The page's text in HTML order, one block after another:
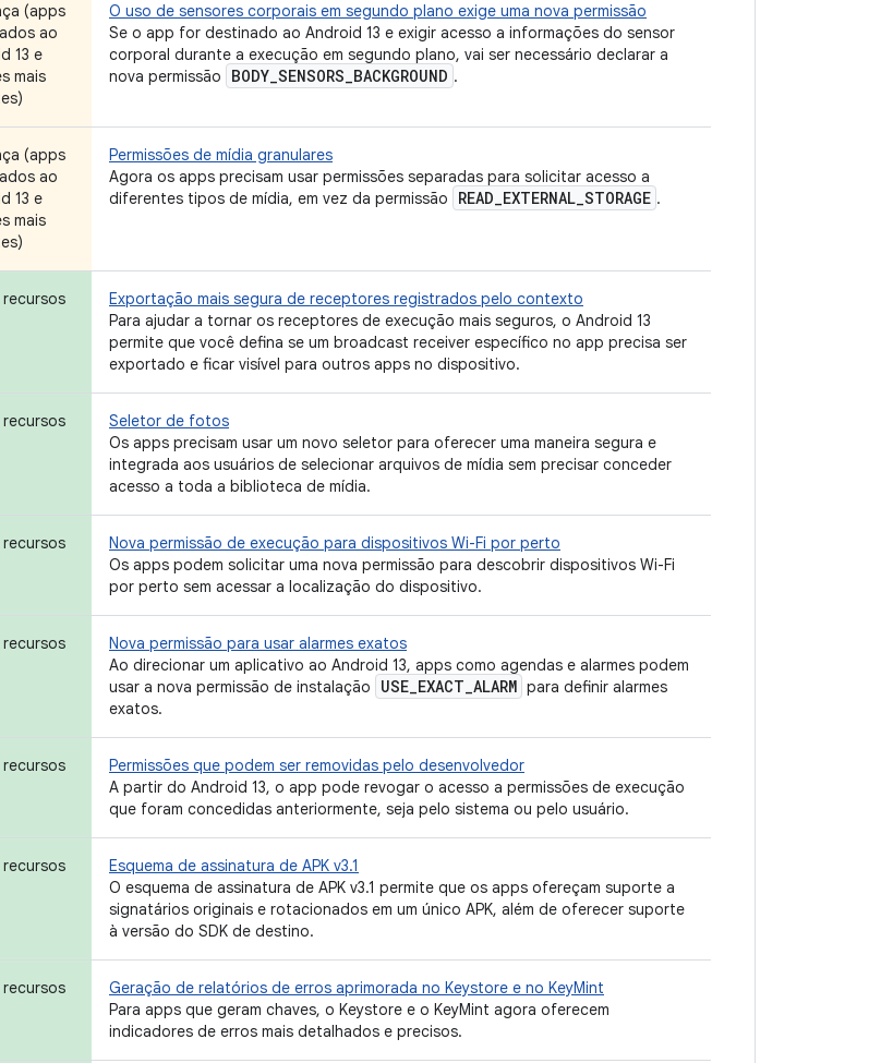
(apps
ao
13 e
mais
O uso de sensores corporais em segundo plano exige uma nova permissão
Se o app for destinado ao Android 13 e exigir acesso a informações do sensor
corporal durante a execução em segundo plano, vai ser necessário declarar a
nova permissão
BODY_SENSORS_BACKGROUND .
(apps
ao
13 e
mais
Permissões de mídia granulares
Agora os apps precisam usar permissões separadas para solicitar acesso a
diferentes tipos de mídia, em vez da permissão
READ_EXTERNAL_STORAGE .
Exportação mais segura de receptores registrados pelo contexto
Para ajudar a tornar os receptores de execução mais seguros, o Android 13
permite que você defina se um broadcast receiver específico no app precisa ser
exportado e ficar visível para outros apps no dispositivo.
Seletor de fotos
Os apps precisam usar um novo seletor para oferecer uma maneira segura e
integrada aos usuários de selecionar arquivos de mídia sem precisar conceder
acesso a toda a biblioteca de mídia.
Nova permissão de execução para dispositivos Wi-Fi por perto
Os apps podem solicitar uma nova permissão para descobrir dispositivos Wi-Fi
por perto sem acessar a localização do dispositivo.
Nova permissão para usar alarmes exatos
Ao direcionar um aplicativo ao Android 13, apps como agendas e alarmes podem
usar a nova permissão de instalação
USE_EXACT_ALARM para definir alarmes
exatos.
Permissões que podem ser removidas pelo desenvolvedor
A partir do Android 13, o app pode revogar o acesso a permissões de execução
que foram concedidas anteriormente, seja pelo sistema ou pelo usuário.
Esquema de assinatura de APK v3.1
O esquema de assinatura de APK v3.1 permite que os apps ofereçam suporte a
signatários originais e rotacionados em um único APK, além de oferecer suporte
à versão do SDK de destino.
Geração de relatórios de erros aprimorada no Keystore e no KeyMint
Para apps que geram chaves, o Keystore e o KeyMint agora oferecem
indicadores de erros mais detalhados e precisos.